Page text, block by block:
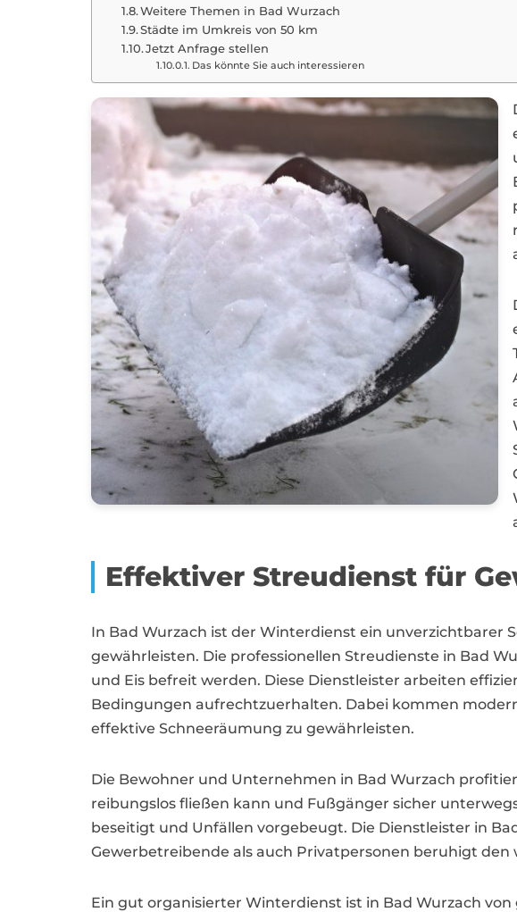
Weitere Themen in Bad Wurzach
Städte im Umkreis von 50 km
Jetzt Anfrage stellen
Das könnte Sie auch interessieren
Effektiver Streudienst für
In Bad Wurzach ist der Winterdienst ein unverzichtbarer
gewährleisten. Die professionellen Streudienste in Bad
und Eis befreit werden. Diese Dienstleister arbeiten
Bedingungen aufrechtzuerhalten. Dabei kommen
effektive Schneeräumung zu gewährleisten.
Die Bewohner und Unternehmen in Bad Wurzach
reibungslos fließen kann und Fußgänger sicher
beseitigt und Unfällen vorgebeugt. Die Dienstleister in
Gewerbetreibende als auch Privatpersonen beruhigt
Ein gut organisierter Winterdienst ist in Bad Wurzach